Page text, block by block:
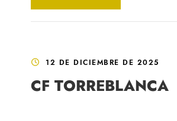
12 DE DICIEMBRE DE 2025
CF TORREBLANCA